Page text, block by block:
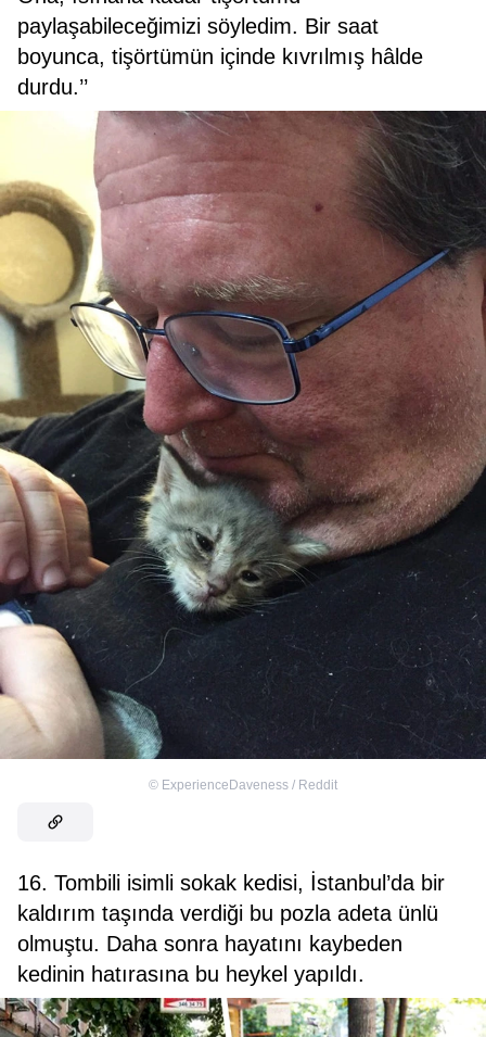
paylaşabileceğimizi söyledim. Bir saat
boyunca, tişörtümün içinde kıvrılmış hâlde
durdu.’’
© ExperienceDaveness / Reddit
16. Tombili isimli sokak kedisi, İstanbul’da bir
kaldırım taşında verdiği bu pozla adeta ünlü
olmuştu. Daha sonra hayatını kaybeden
kedinin hatırasına bu heykel yapıldı.